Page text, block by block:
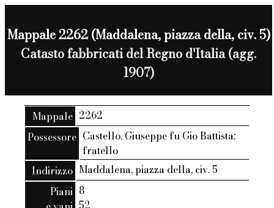
Mappale 2262 (Maddalena, piazza della, civ. 5)
Catasto fabbricati del Regno d'Italia (agg.
1907)
Mappale 2262
Possessore Castello, Giuseppe fu Gio Battista;
fratello
Indirizzo Maddalena, piazza della, civ. 5
Piani 8
52